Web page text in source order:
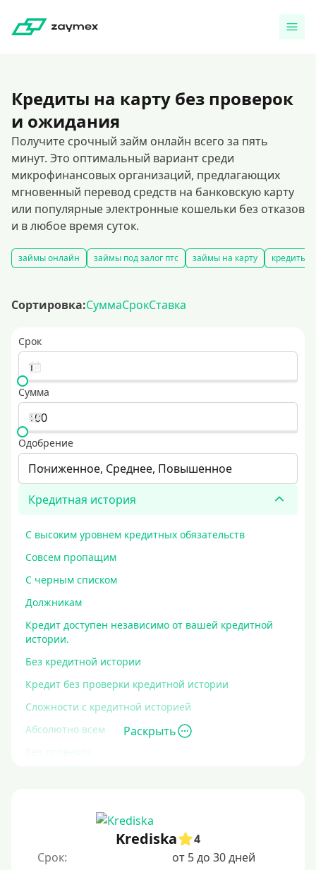
Кредиты на карту без проверок
и ожидания
Получите срочный займ онлайн всего за пять
минут. Это оптимальный вариант среди
микрофинансовых организаций, предлагающих
мгновенный перевод средств на банковскую карту
или популярные электронные кошельки без отказов
и в любое время суток.
займы онлайн займы под залог птс займы на карту кредиты и
Сортировка:СуммаСрокСтавка
Срок
Сумма
Одобрение
Пониженное, Среднее, Повышенное
Кредитная история
С высоким уровнем кредитных обязательств
Совсем пропащим
С черным списком
Должникам
Кредит доступен независимо от вашей кредитной
истории.
Без кредитной истории
Кредит без проверки кредитной истории
Сложности с кредитной историей
Абсолютно всем
Без проверок
На карту без отказа
Раскрыть
Krediska
4
Срок:
от 5 до 30 дней